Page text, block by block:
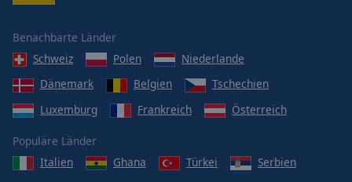
Benachbarte Länder
Schweiz
Polen
Niederlande
Dänemark
Belgien
Tschechien
Luxemburg
Frankreich Österreich
Populäre Länder
Italien
Ghana Türkei Serbien